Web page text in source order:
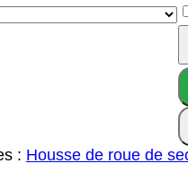
: Housse de roue de